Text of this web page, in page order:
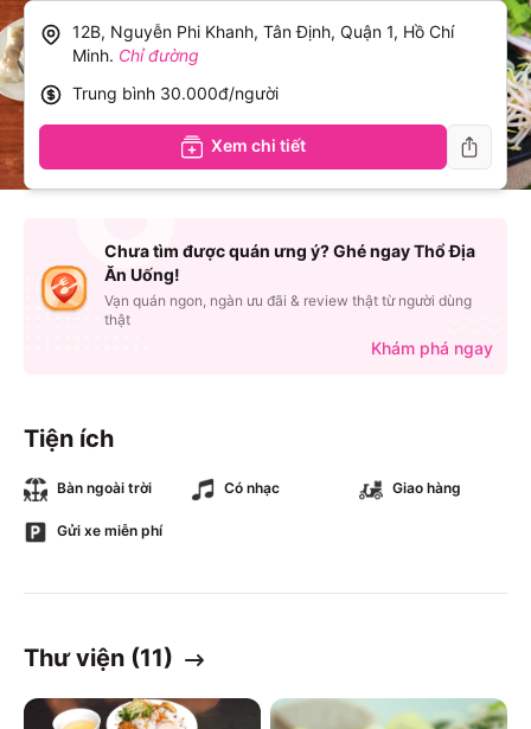
Tiện ích
Bàn ngoài trời Có nhạc Giao hàng
Gửi xe miễn phí
Thư viện (11)
12B, Nguyễn Phi Khanh, Tân Định, Quận 1, Hồ Chí
Minh. Chỉ đường
Trung bình 30.000đ/người
Xem chi tiết
Chưa tìm được quán ưng ý? Ghé ngay Thổ Địa
Ăn Uống!
Vạn quán ngon, ngàn ưu đãi & review thật từ người dùng
thật
Khám phá ngay